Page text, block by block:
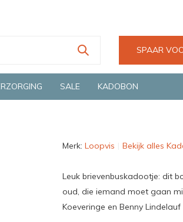
in Deventer Groene en snelle
SPAAR
SALE KADOBON
Merk: Loopvis Bekijk alles
Leuk brievenbuskadootje: dit
oud, die iemand moet gaan
Koeveringe en Benny